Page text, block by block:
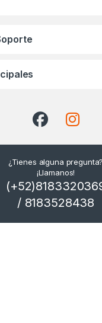
¿Tienes alguna pregunta?
¡Llamanos!
/ 8183528438